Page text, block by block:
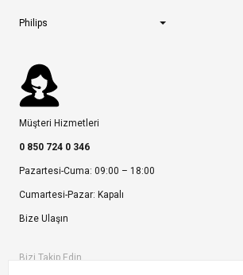
Philips
Müşteri Hizmetleri
0 850 724 0 346
Pazartesi-Cuma: 09:00 – 18:00
Cumartesi-Pazar: Kapalı
Bize Ulaşın
Bizi Takip Edin